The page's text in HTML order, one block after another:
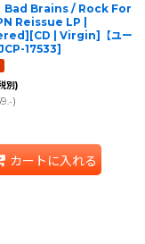
】Bad Brains / Rock For
Reissue LP |
| Virgin]【ユー
17533]
別)
.-)
カートに入れる